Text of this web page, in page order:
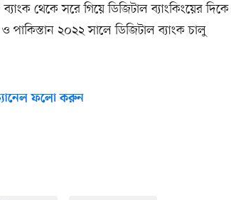
ব্যাংক থেকে সরে গিয়ে ডিজিটাল ব্যাংকিংয়ের দিকে
২০২২ সালে ডিজিটাল ব্যাংক চালু
ফলো করুন